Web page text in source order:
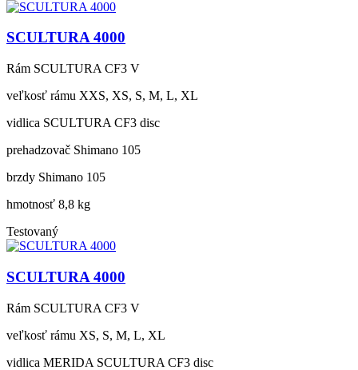
SCULTURA 4000
Rám SCULTURA CF3 V
veľkosť rámu XXS, XS, S, M, L, XL
vidlica SCULTURA CF3 disc
prehadzovač Shimano 105
brzdy Shimano 105
hmotnosť 8,8 kg
Testovaný
SCULTURA 4000
Rám SCULTURA CF3 V
veľkosť rámu XS, S, M, L, XL
vidlica MERIDA SCULTURA CF3 disc